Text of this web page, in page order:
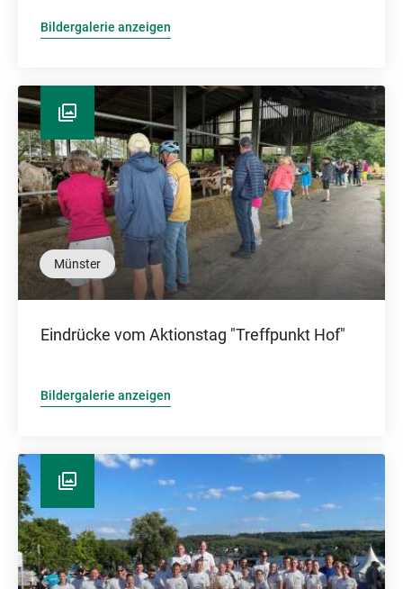
Bildergalerie anzeigen
Münster
Eindrücke vom Aktionstag "Treffpunkt Hof"
Bildergalerie anzeigen